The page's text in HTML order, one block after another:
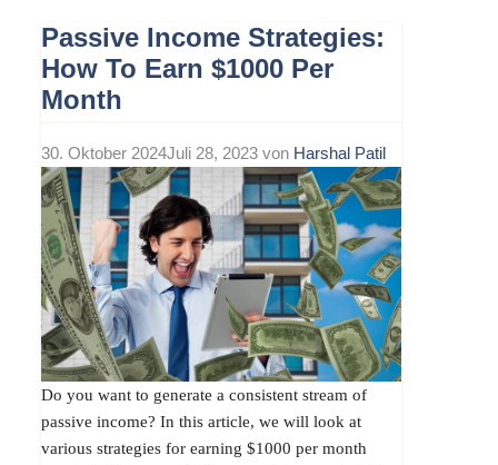
Passive Income Strategies:
How To Earn $1000 Per
Month
30. Oktober 2024Juli 28, 2023 von Harshal Patil
Do you want to generate a consistent stream of
passive income? In this article, we will look at
various strategies for earning $1000 per month